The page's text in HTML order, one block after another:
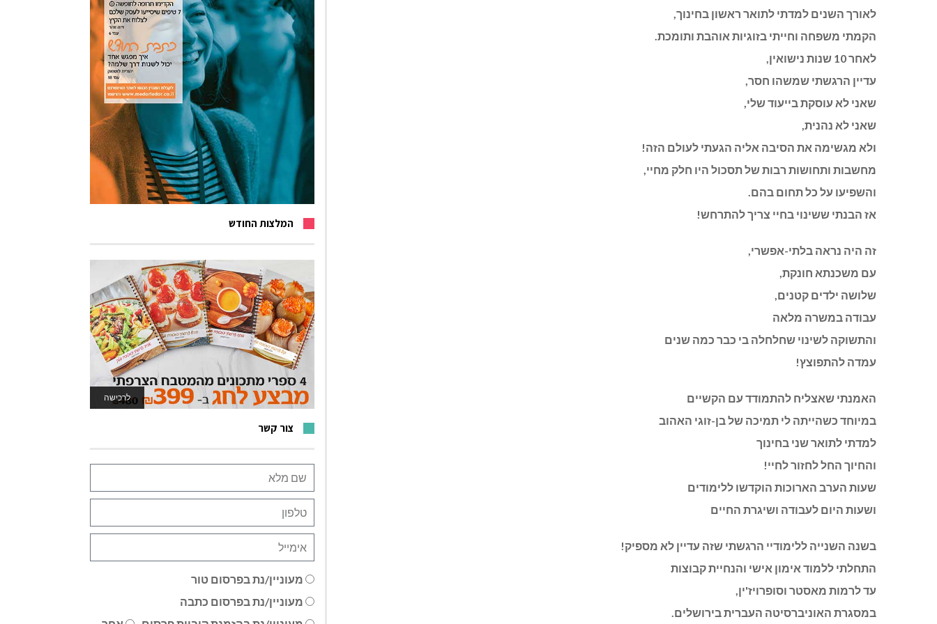
לאורך השנים למדתי לתואר ראשון בחינוך,
הקמתי משפחה וחייתי בזוגיות אוהבת ותומכת.
לאחר 10 שנות נישואין,
עדיין הרגשתי שמשהו חסר,
שאני לא עוסקת בייעוד שלי,
שאני לא נהנית,
ולא מגשימה את הסיבה אליה הגעתי לעולם הזה!
מחשבות ותחושות רבות של תסכול היו חלק מחיי,
והשפיעו על כל תחום בהם.
אז הבנתי ששינוי בחיי צריך להתרחש!
זה היה נראה בלתי-אפשרי,
עם משכנתא חונקת,
שלושה ילדים קטנים,
עבודה במשרה מלאה
והתשוקה לשינוי שחלחלה בי כבר כמה שנים
עמדה להתפוצץ!
האמנתי שאצליח להתמודד עם הקשיים
במיוחד כשהייתה לי תמיכה של בן-זוגי האהוב
למדתי לתואר שני בחינוך
והחיוך החל לחזור לחיי!
שעות הערב הארוכות הוקדשו ללימודים
ושעות היום לעבודה ושיגרת החיים
בשנה השנייה ללימודיי הרגשתי שזה עדיין לא מספיק!
התחלתי ללמוד אימון אישי והנחיית קבוצות
עד לרמות מאסטר וסופרויז'ין,
במסגרת האוניברסיטה העברית בירושלים.
המלצות החודש
לרכישה
לאתר המשחקים
צור קשר
מעוניין/נת בפרסום טור
מעוניין/נת בפרסום כתבה